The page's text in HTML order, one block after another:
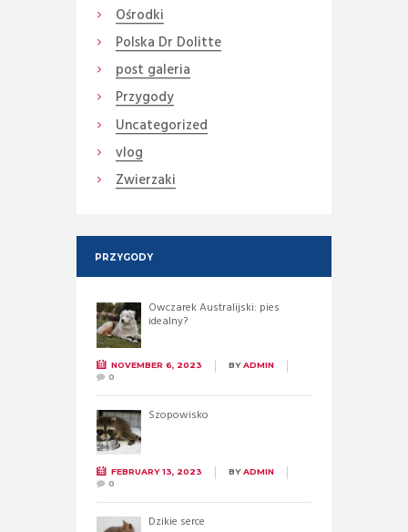
Ośrodki
Polska Dr Dolitte
post galeria
Przygody
Uncategorized
vlog
Zwierzaki
PRZYGODY
Owczarek Australijski: pies
idealny?
NOVEMBER 6, 2023 BYADMIN
0
Szopowisko
FEBRUARY 13, 2023 BYADMIN
0
Dzikie serce